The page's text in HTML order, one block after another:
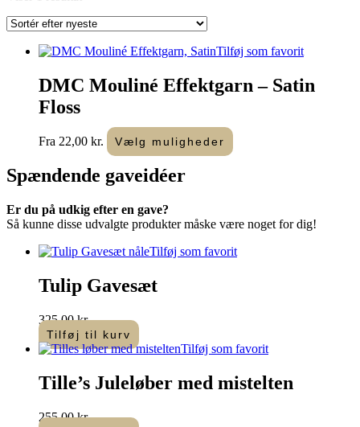
Tilføj som favorit
DMC Mouliné Effektgarn – Satin
Floss
Fra 22,00 kr. Vælg muligheder
vare
kan
på
Spændende gaveidéer
Er du på udkig efter en gave?
Så kunne disse udvalgte produkter måske være noget for dig!
Tilføj som favorit
Tulip Gavesæt
325,00kr.
Tilføj til kurv
Tilføj som favorit
Tille’s Juleløber med mistelten
255,00kr.